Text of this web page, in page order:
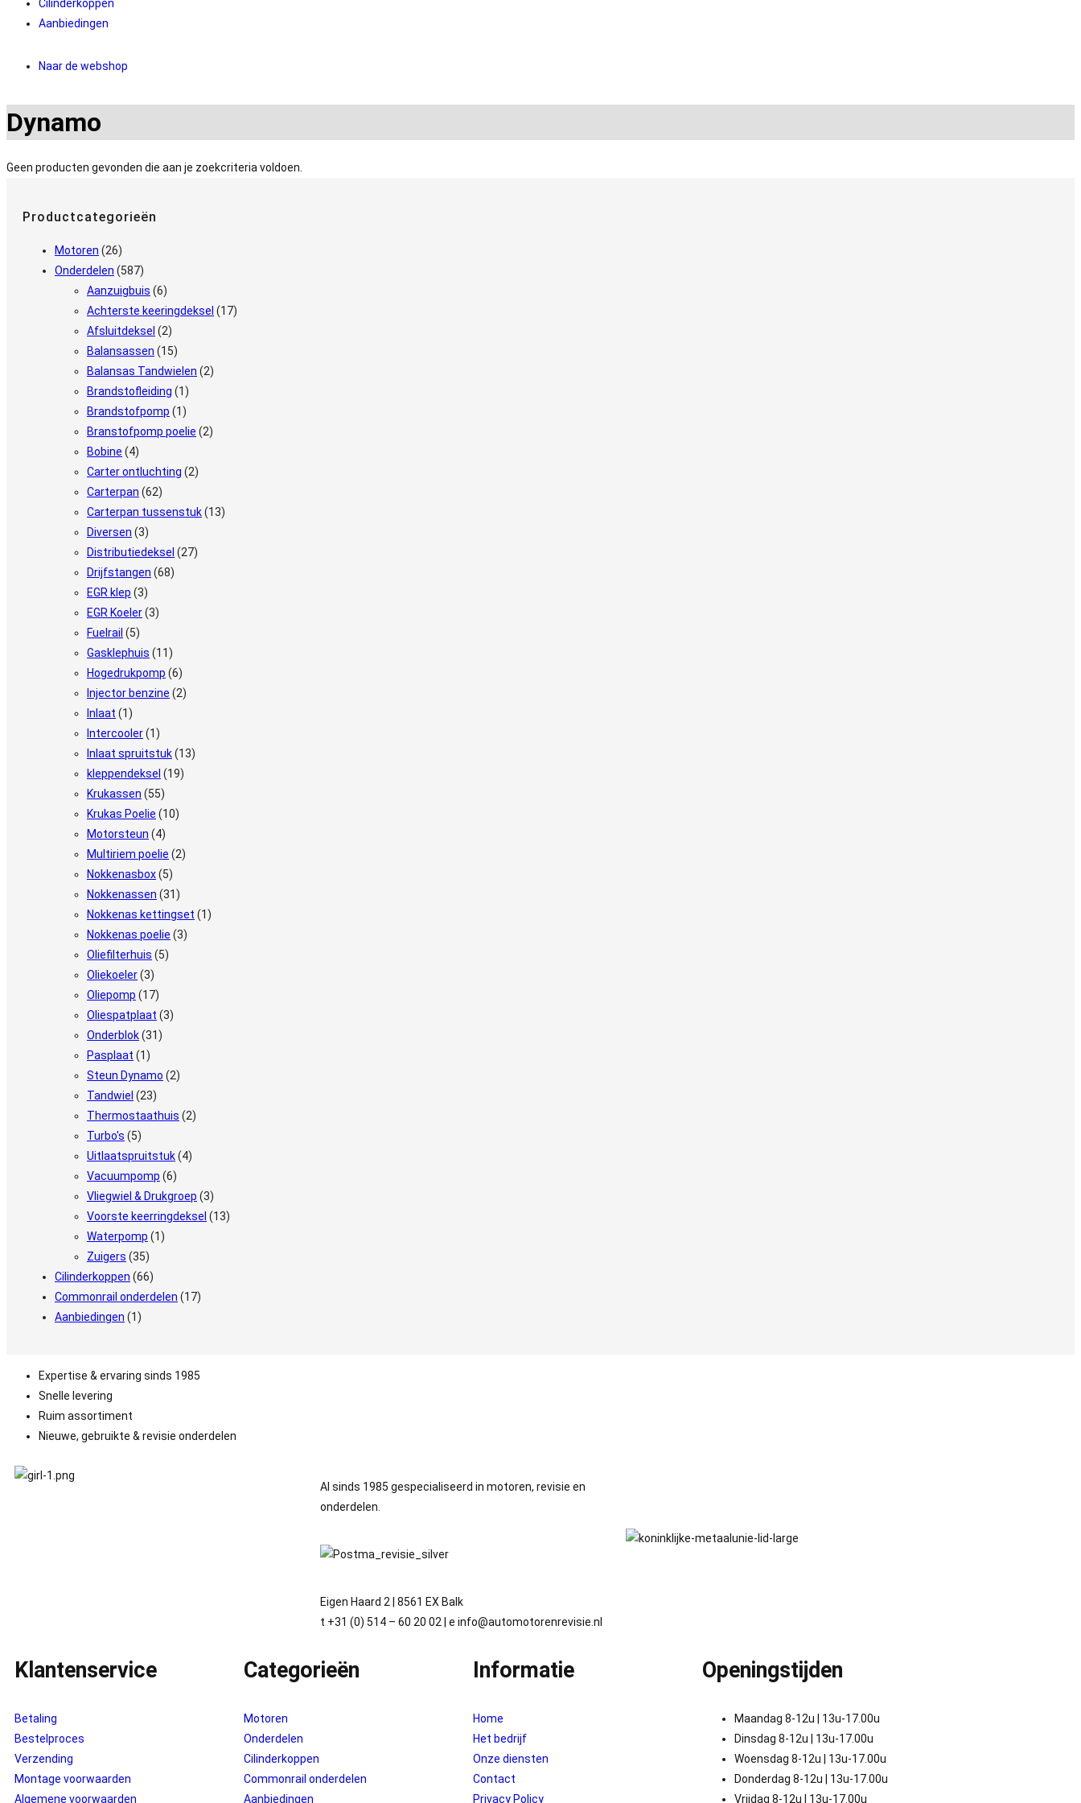
Cilinderkoppen
Aanbiedingen
Naar de webshop
Dynamo
Geen producten gevonden die aan je zoekcriteria voldoen.
Productcategorieën
Motoren (26)
Onderdelen (587)
Aanzuigbuis (6)
Achterste keeringdeksel (17)
Afsluitdeksel (2)
Balansassen (15)
Balansas Tandwielen (2)
Brandstofleiding (1)
Brandstofpomp (1)
Branstofpomp poelie (2)
Bobine (4)
Carter ontluchting (2)
Carterpan (62)
Carterpan tussenstuk(13)
Diversen (3)
Distributiedeksel (27)
Drijfstangen (68)
EGR klep (3)
EGR Koeler(3)
Fuelrail (5)
Gasklephuis (11)
Hogedrukpomp (6)
Injector benzine (2)
Inlaat (1)
Intercooler(1)
Inlaat spruitstuk(13)
kleppendeksel (19)
Krukassen (55)
Krukas Poelie (10)
Motorsteun (4)
Multiriem poelie (2)
Nokkenasbox(5)
Nokkenassen (31)
Nokkenas kettingset (1)
Nokkenas poelie (3)
Oliefilterhuis (5)
Oliekoeler(3)
Oliepomp (17)
Oliespatplaat (3)
Onderblok(31)
Pasplaat (1)
Steun Dynamo (2)
Tandwiel (23)
Thermostaathuis (2)
Turbo's (5)
Uitlaatspruitstuk(4)
Vacuumpomp (6)
Vliegwiel & Drukgroep (3)
Voorste keerringdeksel (13)
Waterpomp (1)
Zuigers (35)
Cilinderkoppen (66)
Commonrail onderdelen (17)
Aanbiedingen (1)
Expertise & ervaring sinds 1985
Snelle levering
Ruim assortiment
Nieuwe, gebruikte & revisie onderdelen
Al sinds 1985 gespecialiseerd in motoren, revisie en
onderdelen.
Eigen Haard 2 | 8561 EX Balk
t +31 (0) 514 – 60 20 02 | e info@automotorenrevisie.nl
Klantenservice
Betaling
Bestelproces
Verzending
Montage voorwaarden
Algemene voorwaarden
Categorieën
Motoren
Onderdelen
Cilinderkoppen
Commonrail onderdelen
Aanbiedingen
Informatie
Home
Het bedrijf
Onze diensten
Contact
Privacy Policy
Openingstijden
Maandag 8-12u | 13u-17.00u
Dinsdag 8-12u | 13u-17.00u
Woensdag 8-12u | 13u-17.00u
Donderdag 8-12u | 13u-17.00u
Vrijdag 8-12u | 13u-17.00u